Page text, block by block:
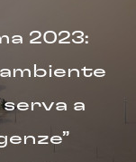
2023:
a